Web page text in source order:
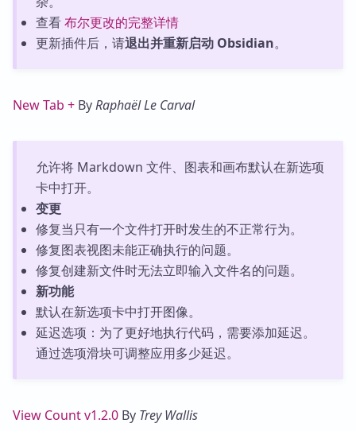
查看布尔更改的完整详情
更新插件后，请退出并重新启动 Obsidian。
New Tab + ByRaphaël Le Carval
允许将 Markdown 文件、图表和画布默认在新选项
卡中打开。
变更
修复当只有一个文件打开时发生的不正常行为。
修复图表视图未能正确执行的问题。
修复创建新文件时无法立即输入文件名的问题。
新功能
默认在新选项卡中打开图像。
延迟选项：为了更好地执行代码，需要添加延迟。
通过选项滑块可调整应用多少延迟。
View Count v1.2.0 By Trey Wallis